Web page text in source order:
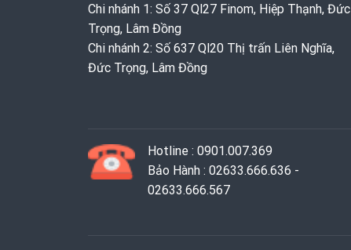
Chi nhánh 1: Số 37 Ql27 Finom, Hiệp Thạnh, Đức
Trọng, Lâm Đồng
Chi nhánh 2: Số 637 Ql20 Thị trấn Liên Nghĩa,
Đức Trọng, Lâm Đồng
Hotline : 0901.007.369
Bảo Hành : 02633.666.636 -
02633.666.567